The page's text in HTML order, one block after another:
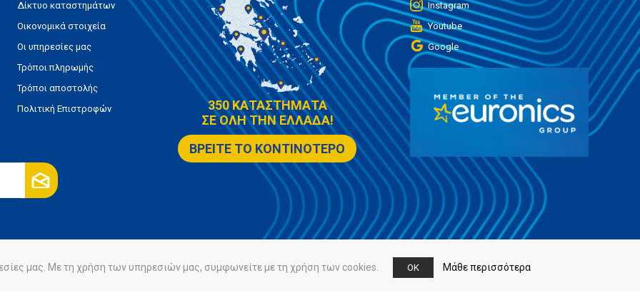
Δίκτυο καταστημάτων
Οικονομικά στοιχεία
Οι υπηρεσίες μας
Τρόποι πληρωμής
Τρόποι αποστολής
Πολιτική Επιστροφών
350 ΚΑΤΑΣΤΗΜΑΤΑ
ΣΕ ΟΛΗ ΤΗΝ ΕΛΛΑΔΑ!
ΒΡΕΙΤΕ ΤΟ ΚΟΝΤΙΝΟΤΕΡΟ
Instagram
Youtube
Google
Πολιτική Cookies
μας. Με τη χρήση των υπηρεσιών μας, συμφωνείτε με τη χρήση των cookies. OK Μάθε περισσότερα